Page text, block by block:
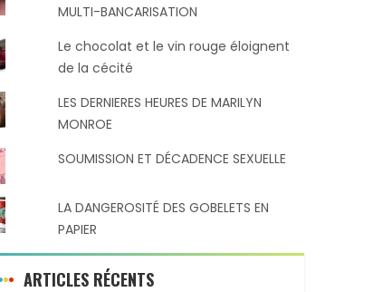
MULTI-BANCARISATION
Le chocolat et le vin rouge éloignent
de la cécité
LES DERNIERES HEURES DE MARILYN
MONROE
SOUMISSION ET DÉCADENCE SEXUELLE
LA DANGEROSITÉ DES GOBELETS EN
PAPIER
ARTICLES RÉCENTS